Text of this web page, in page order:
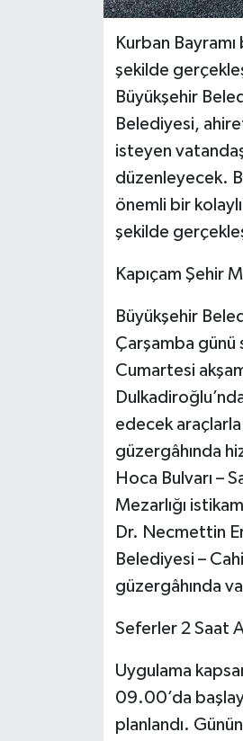
Kurban
şekilde
Büyükşehir
Belediyesi,
isteyen
düzenleyecek.
önemli bir
şekilde
Kapıçam Şehir
Büyükşehir
Çarşamba günü
Cumartesi
edecek araçlarla
güzergâhında
Hoca Bulvarı –
Mezarlığı
Dr. Necmettin
Belediyesi –
güzergâhında
Seferler 2 Saat
Uygulama
09.00’da
planlandı.